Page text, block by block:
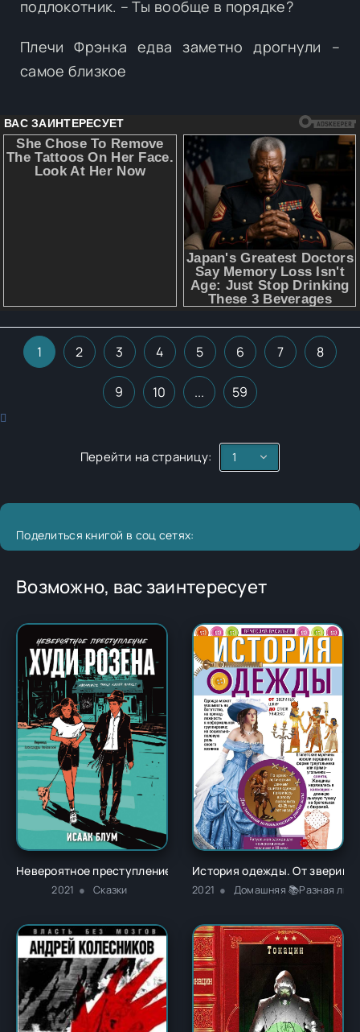
подлокотник. – Ты вообще в порядке?
Плечи Фрэнка едва заметно дрогнули –
самое близкое
1 2 3 4 5 6 7 8
9 10 ... 59
Перейти на страницу:
Поделиться книгой в соц сетях:
Возможно, вас заинтересует
Невероятное преступление Худи Розена - Исаак Блум
2021 Сказки
История одежды. От
2021 Домашняя 📚Разная